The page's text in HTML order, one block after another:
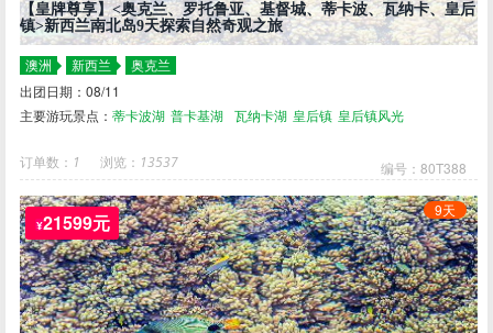
【皇牌尊享】<奥克兰、罗托鲁亚、基督城、蒂卡波、瓦纳卡、皇后
镇>新西兰南北岛9天探索自然奇观之旅
澳洲 新西兰
奥克兰
出团日期：08/11
主要游玩景点：蒂卡波湖 普卡基湖 瓦纳卡湖 皇后镇 皇后镇风光
订单数： 1 浏览： 13537 编号：80T388
9天
¥21599元